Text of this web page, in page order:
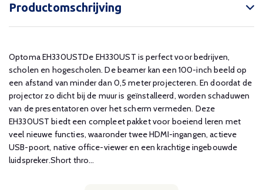
Productomschrijving
Optoma EH330USTDe EH330UST is perfect voor bedrijven,
scholen en hogescholen. De beamer kan een 100-inch beeld op
een afstand van minder dan 0,5 meter projecteren. En doordat de
projector zo dicht bij de muur is geïnstalleerd, worden schaduwen
van de presentatoren over het scherm vermeden. Deze
EH330UST biedt een compleet pakket voor boeiend leren met
veel nieuwe functies, waaronder twee HDMI-ingangen, actieve
USB-poort, native office-viewer en een krachtige ingebouwde
luidspreker.Short thro...